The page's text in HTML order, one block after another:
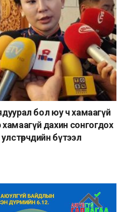
бол юу ч хамаагүй
дахин сонгогдох
бүтээл